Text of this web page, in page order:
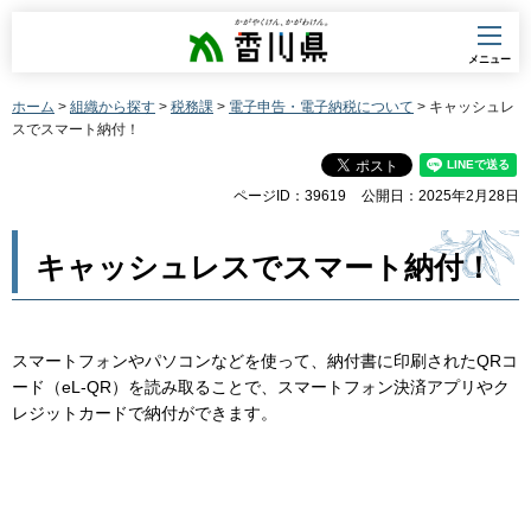
香川県
メニュー
ホーム > 組織から探す > 税務課 > 電子申告・電子納税について > キャッシュレ
スでスマート納付！
ページID：39619 公開日：2025年2月28日
キャッシュレスでスマート納付！
スマートフォンやパソコンなどを使って、納付書に印刷されたQRコ
ード（eL-QR）を読み取ることで、スマートフォン決済アプリやク
レジットカードで納付ができます。